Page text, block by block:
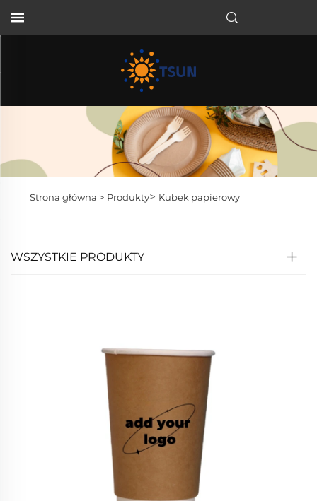
Strona główna > Produkty> Kubek papierowy
WSZYSTKIE PRODUKTY